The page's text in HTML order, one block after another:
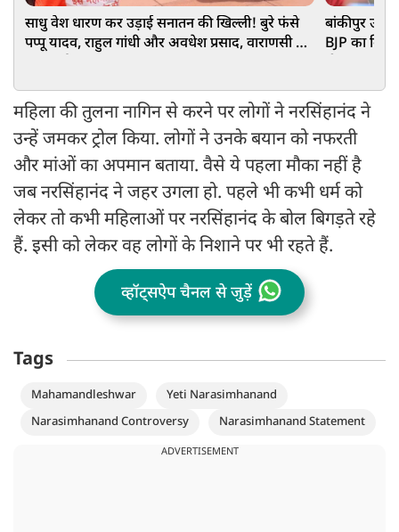
साधु वेश धारण कर उड़ाई सनातन की खिल्ली! बुरे फंसे
पप्‍पू यादव, राहुल गांधी और अवधेश प्रसाद, वाराणसी में
बांकीपुर
BJP का
महिला की तुलना नागिन से करने पर लोगों ने नरसिंहानंद ने
उन्हें जमकर ट्रोल किया. लोगों ने उनके बयान को नफरती
और मांओं का अपमान बताया. वैसे ये पहला मौका नहीं है
जब नरसिंहानंद ने जहर उगला हो. पहले भी कभी धर्म को
लेकर तो कभी महिलाओं पर नरसिंहानंद के बोल बिगड़ते रहे
हैं. इसी को लेकर वह लोगों के निशाने पर भी रहते हैं.
व्हॉट्सऐप चैनल से जुड़ें
Tags
Mahamandleshwar
Yeti Narasimhanand
Narasimhanand Controversy
Narasimhanand Statement
ADVERTISEMENT